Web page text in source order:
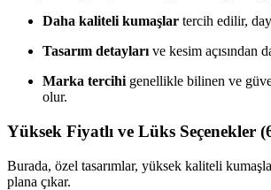
Daha kaliteli kumaşlar tercih edilir,
Tasarım detayları ve kesim açısından
Marka tercihi genellikle bilinen ve
olur.
Yüksek Fiyatlı ve Lüks Seçenekler
Burada, özel tasarımlar, yüksek kaliteli
plana çıkar.